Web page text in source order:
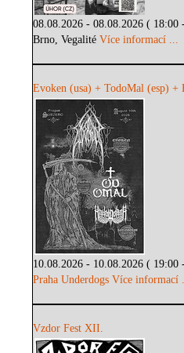
08.08.2026 - 08.08.2026 ( 18:00
Brno, VegalitéVíce informací ...
Evoken (usa) + TodoMal (esp) +
10.08.2026 - 10.08.2026 ( 19:00
Praha Underdogs Více informací
Vzdor Fest XII.